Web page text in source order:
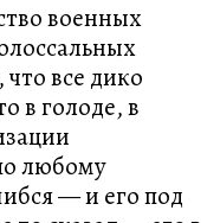
военных
все дико
в голоде, в
любому
— и его под